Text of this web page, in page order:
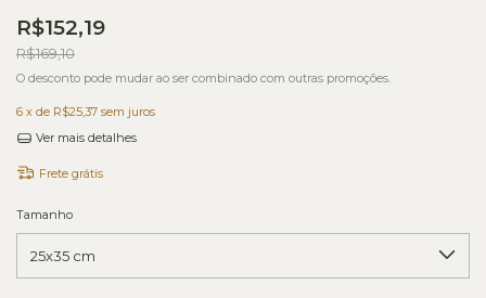
R$152,19
R$169,10
O desconto pode mudar ao ser combinado com outras promoções.
6 x de R$25,37 sem juros
Ver mais detalhes
Frete grátis
Tamanho